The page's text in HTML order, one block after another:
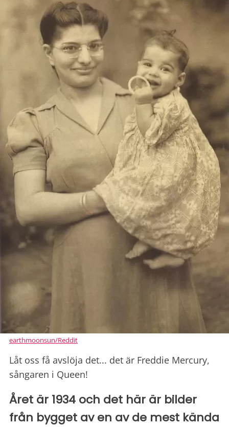
earthmoonsun/Reddit
Låt oss få avslöja det... det är Freddie Mercury,
sångaren i Queen!
Året är 1934 och det här är bilder
från bygget av en av de mest kända